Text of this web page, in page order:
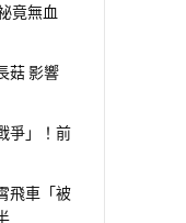
竟無血
菇 影響
爭」！前
飛車「被